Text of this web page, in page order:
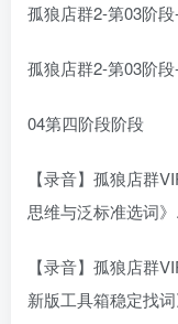
孤狼店群2-第03阶
孤狼店群2-第03阶
04第四阶段阶段
【录音】孤狼店群
思维与泛标准选词
【录音】孤狼店群
新版工具箱稳定找